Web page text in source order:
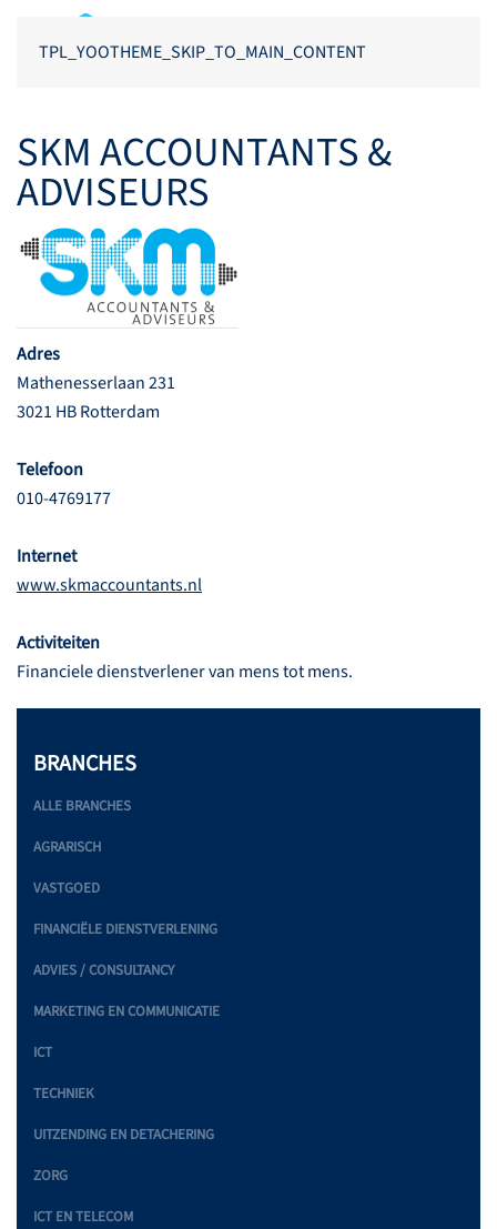
TPL_YOOTHEME_SKIP_TO_MAIN_CONTENT
SKM ACCOUNTANTS &
ADVISEURS
Adres
Mathenesserlaan 231
3021 HB Rotterdam
Telefoon
010-4769177
Internet
www.skmaccountants.nl
Activiteiten
Financiele dienstverlener van mens tot mens.
BRANCHES
ALLE BRANCHES
AGRARISCH
VASTGOED
FINANCIËLE DIENSTVERLENING
ADVIES / CONSULTANCY
MARKETING EN COMMUNICATIE
ICT
TECHNIEK
UITZENDING EN DETACHERING
ZORG
ICT EN TELECOM